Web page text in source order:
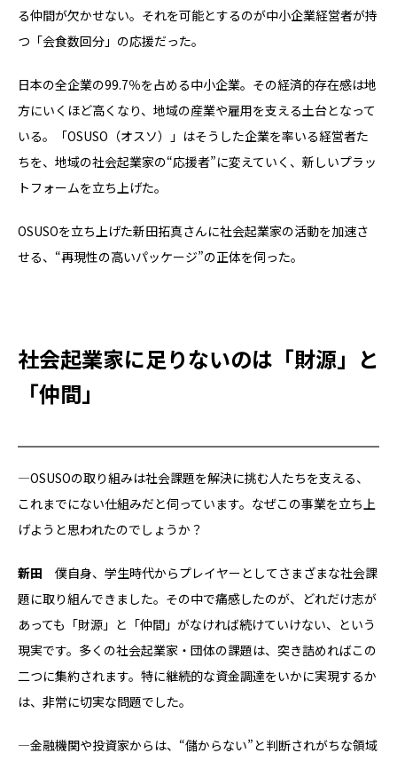
る仲間が欠かせない。それを可能とするのが中小企業経営者が持
つ「会食数回分」の応援だった。
日本の全企業の99.7％を占める中小企業。その経済的存在感は地
方にいくほど高くなり、地域の産業や雇用を支える土台となって
いる。「OSUSO（オスソ）」はそうした企業を率いる経営者た
ちを、地域の社会起業家の“応援者”に変えていく、新しいプラッ
トフォームを立ち上げた。
OSUSOを立ち上げた新田拓真さんに社会起業家の活動を加速さ
せる、“再現性の高いパッケージ”の正体を伺った。
社会起業家に足りないのは「財源」と
「仲間」
―OSUSOの取り組みは社会課題を解決に挑む人たちを支える、
これまでにない仕組みだと伺っています。なぜこの事業を立ち上
げようと思われたのでしょうか？
新田 僕自身、学生時代からプレイヤーとしてさまざまな社会課
題に取り組んできました。その中で痛感したのが、どれだけ志が
あっても「財源」と「仲間」がなければ続けていけない、という
現実です。多くの社会起業家・団体の課題は、突き詰めればこの
二つに集約されます。特に継続的な資金調達をいかに実現するか
は、非常に切実な問題でした。
―金融機関や投資家からは、“儲からない”と判断されがちな領域